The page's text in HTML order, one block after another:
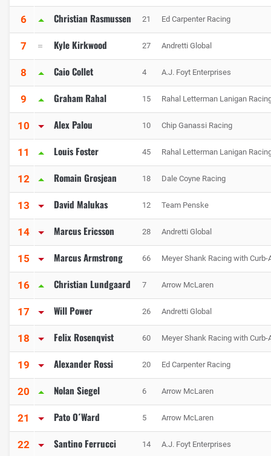
6 Christian Rasmussen 21 Ed Carpenter Racing
7 Kyle Kirkwood 27 Andretti Global
8 Caio Collet 4 A.J. Foyt Enterprises
9 Graham Rahal 15 Rahal Letterman Lanigan
10 Alex Palou 10 Chip Ganassi Racing
11 Louis Foster 45 Rahal Letterman Lanigan
12 Romain Grosjean 18 Dale Coyne Racing
13 David Malukas 12 Team Penske
14 Marcus Ericsson 28 Andretti Global
15 Marcus Armstrong 66 Meyer Shank Racing with Curb-
16 Christian Lundgaard 7 Arrow McLaren
17 Will Power 26 Andretti Global
18 Felix Rosenqvist 60 Meyer Shank Racing with Curb-
19 Alexander Rossi 20 Ed Carpenter Racing
20 Nolan Siegel 6 Arrow McLaren
21 Pato O´Ward 5 Arrow McLaren
22 Santino Ferrucci 14 A.J. Foyt Enterprises